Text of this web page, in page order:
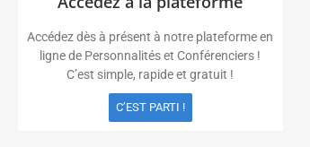
Accédez dès à présent à notre plateforme en
ligne de Personnalités et Conférenciers !
C’est simple, rapide et gratuit !
C’EST PARTI !